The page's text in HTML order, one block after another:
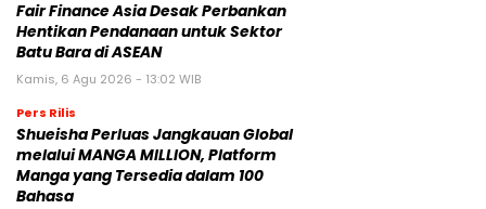
Fair Finance Asia Desak Perbankan
Hentikan Pendanaan untuk Sektor
Batu Bara di ASEAN
Kamis, 6 Agu 2026 - 13:02 WIB
Pers Rilis
Shueisha Perluas Jangkauan Global
melalui MANGA MILLION, Platform
Manga yang Tersedia dalam 100
Bahasa